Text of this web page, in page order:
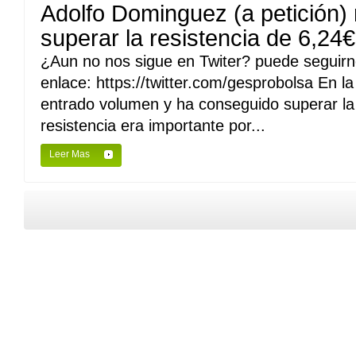
Adolfo Dominguez (a petición)
superar la resistencia de 6,24€
¿Aun no nos sigue en Twiter? puede
enlace: https://twitter.com/gesprobolsa En
entrado volumen y ha conseguido superar
resistencia era importante por...
Leer Mas